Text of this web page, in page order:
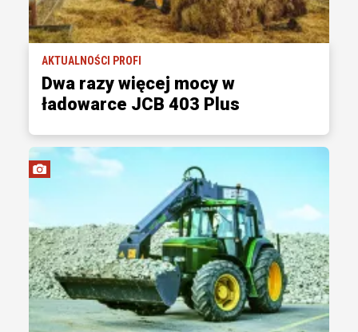
AKTUALNOŚCI PROFI
Dwa razy więcej mocy w
ładowarce JCB 403 Plus